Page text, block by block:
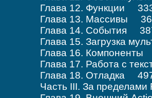
Глава 12. Функции
Глава 13. Массивы
Глава 14. События
Глава 15. Загрузка
Глава 16.
Глава 17. Работа с
Глава 18. Отладка
Часть III. За